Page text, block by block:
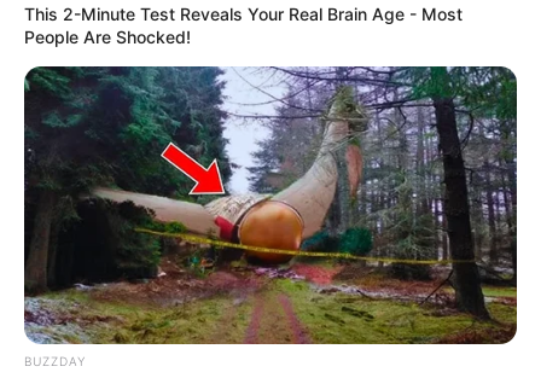
This 2-Minute Test Reveals Your Real Brain Age - Most
People Are Shocked!
BUZZDAY